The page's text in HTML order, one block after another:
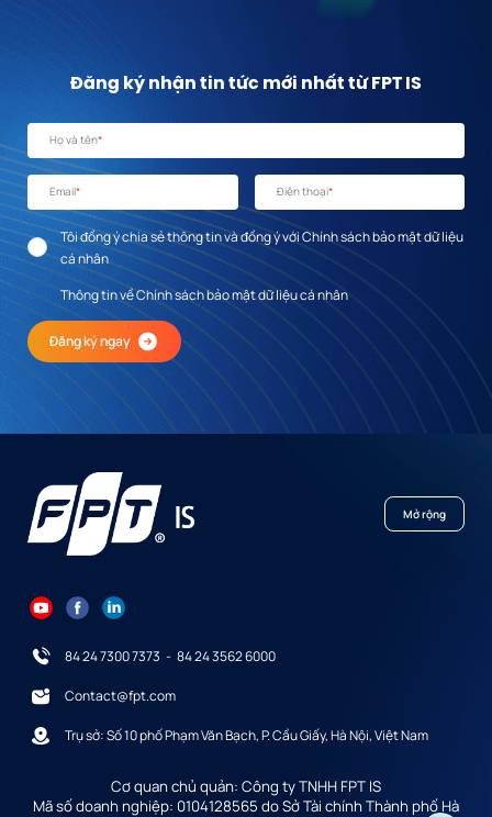
Đăng ký nhận tin tức mới nhất từ FPT IS
Họ và tên*
Email* Điện thoại*
Tôi đồng ý chia sẻ thông tin và đồng ý với Chính sách bảo mật dữ liệu
cá nhân
Thông tin về Chính sách bảo mật dữ liệu cá nhân
Đăng ký ngay
Mở rộng
84 24 7300 7373 - 84 24 3562 6000
Contact@fpt.com
Trụ sở: Số 10 phố Phạm Văn Bạch, P. Cầu Giấy, Hà Nội, Việt Nam
Cơ quan chủ quản: Công ty TNHH FPT IS
Mã số doanh nghiệp: 0104128565 do Sở Tài chính Thành phố Hà